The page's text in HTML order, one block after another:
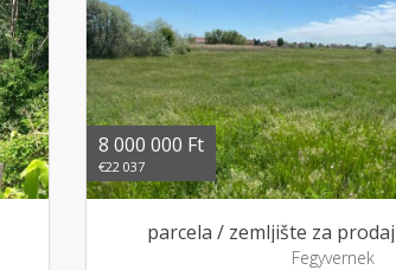
8 000 000 Ft
€22 037
parcela / zemljište za
Fegyvernek